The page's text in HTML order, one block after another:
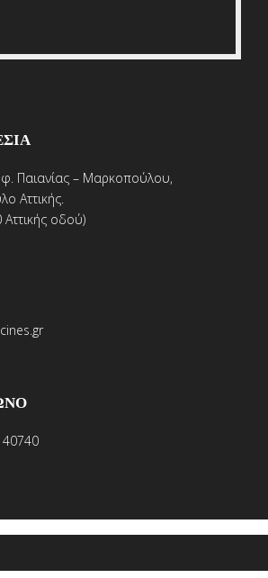
Παιανίας – Μαρκοπούλου,
Αττικής.
οδού)